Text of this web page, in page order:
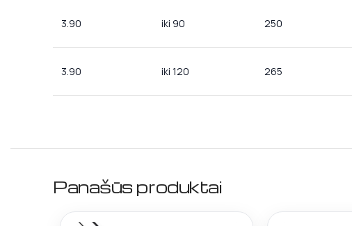
3.90 iki 90 250
3.90 iki 120 265
Panašūs produktai